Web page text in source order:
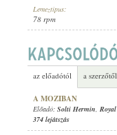
ELŐADÓ: SOLTI HERMIN,
Lemeztípus:
78 rpm
az előadótól a szerzőtől
A MOZIBAN
Előadó: Solti Hermin,
374 lejátszás